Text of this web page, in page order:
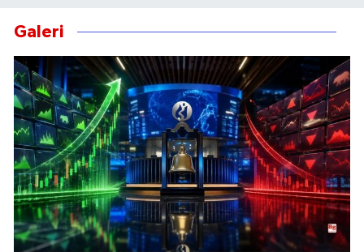
Galeri